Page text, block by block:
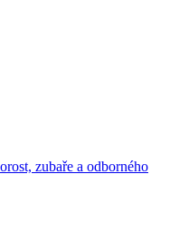
zubaře a odborného